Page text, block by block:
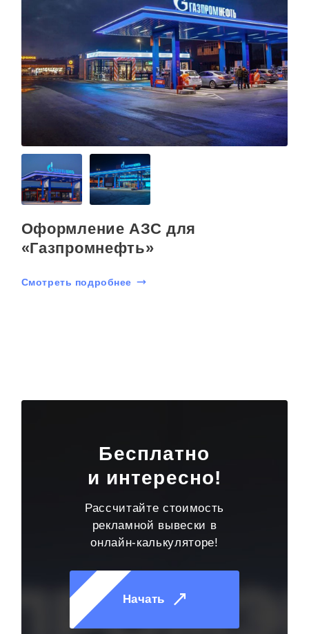
Оформление АЗС для
«Газпромнефть»
Смотреть подробнее
Бесплатно
и интересно!
Рассчитайте стоимость
рекламной вывески в
онлайн-калькуляторе!
Начать